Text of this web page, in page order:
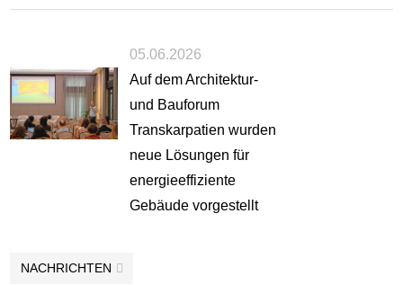
05.06.2026
Auf dem Architektur-
und Bauforum
Transkarpatien wurden
neue Lösungen für
energieeffiziente
Gebäude vorgestellt
NACHRICHTEN